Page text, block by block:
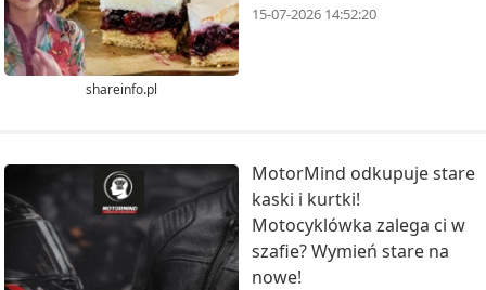
shareinfo.pl
15-07-2026 14:52:20
MotorMind odkupuje stare
kaski i kurtki!
Motocyklówka zalega ci w
szafie? Wymień stare na
nowe!